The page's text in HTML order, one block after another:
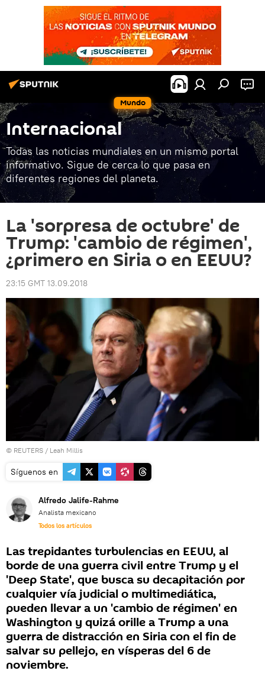
Mundo
Internacional
Todas las noticias mundiales en un mismo portal
informativo. Sigue de cerca lo que pasa en
diferentes regiones del planeta.
La 'sorpresa de octubre' de
Trump: 'cambio de régimen',
¿primero en Siria o en EEUU?
23:15 GMT 13.09.2018
© REUTERS / Leah Millis
Síguenos en
Alfredo Jalife-Rahme
Analista mexicano
Todos los artículos
Las trepidantes turbulencias en EEUU, al
borde de una guerra civil entre Trump y el
'Deep State', que busca su decapitación por
cualquier vía judicial o multimediática,
pueden llevar a un 'cambio de régimen' en
Washington y quizá orille a Trump a una
guerra de distracción en Siria con el fin de
salvar su pellejo, en vísperas del 6 de
noviembre.